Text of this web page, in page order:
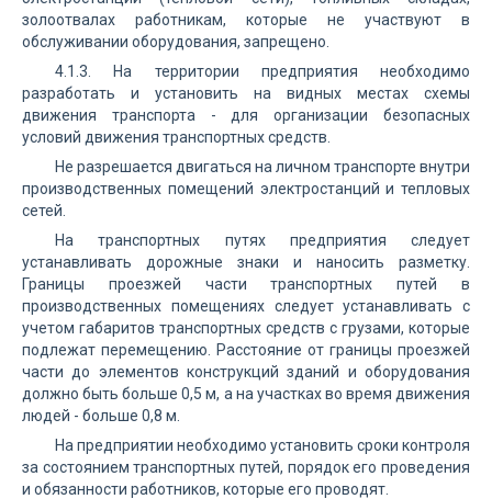
золоотвалах работникам, которые не участвуют в
обслуживании оборудования, запрещено.
4.1.3. На территории предприятия необходимо
разработать и установить на видных местах схемы
движения транспорта - для организации безопасных
условий движения транспортных средств.
Не разрешается двигаться на личном транспорте внутри
производственных помещений электростанций и тепловых
сетей.
На транспортных путях предприятия следует
устанавливать дорожные знаки и наносить разметку.
Границы проезжей части транспортных путей в
производственных помещениях следует устанавливать с
учетом габаритов транспортных средств с грузами, которые
подлежат перемещению. Расстояние от границы проезжей
части до элементов конструкций зданий и оборудования
должно быть больше 0,5 м, а на участках во время движения
людей - больше 0,8 м.
На предприятии необходимо установить сроки контроля
за состоянием транспортных путей, порядок его проведения
и обязанности работников, которые его проводят.